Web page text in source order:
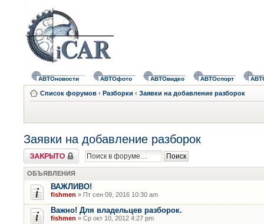
АВТОновости АВТОфото АВТОвидео АВТОспорт
Список форумов ‹ Разборки ‹ Заявки на добавление разборок
Заявки на добавление разборок
Форум закрыт
ОБЪЯВЛЕНИЯ
ВАЖЛИВО!
fishmen » Пт сен 09, 2016 10:30 am
Важно! Для владельцев разборок.
fishmen » Ср окт 10, 2012 4:27 pm